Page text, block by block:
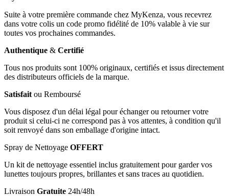
Suite à votre première commande chez MyKenza, vous recevrez
dans votre colis un code promo fidélité de 10% valable à vie sur
toutes vos prochaines commandes.
Authentique & Certifié
Tous nos produits sont 100% originaux, certifiés et issus directement
des distributeurs officiels de la marque.
Satisfait ou Remboursé
Vous disposez d'un délai légal pour échanger ou retourner votre
produit si celui-ci ne correspond pas à vos attentes, à condition qu'il
soit renvoyé dans son emballage d'origine intact.
Spray de Nettoyage OFFERT
Un kit de nettoyage essentiel inclus gratuitement pour garder vos
lunettes toujours propres, brillantes et sans traces au quotidien.
Livraison Gratuite 24h/48h